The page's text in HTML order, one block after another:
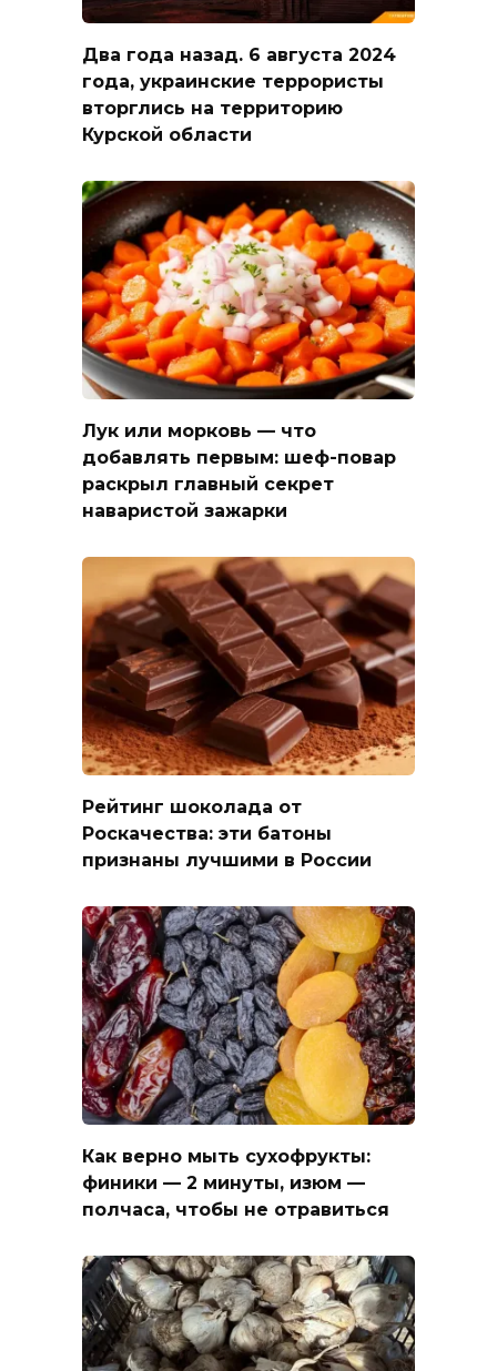
Два года назад. 6 августа 2024
года, украинские террористы
вторглись на территорию
Курской области
Лук или морковь — что
добавлять первым: шеф-повар
раскрыл главный секрет
наваристой зажарки
Рейтинг шоколада от
Роскачества: эти батоны
признаны лучшими в России
Как верно мыть сухофрукты:
финики — 2 минуты, изюм —
полчаса, чтобы не отравиться